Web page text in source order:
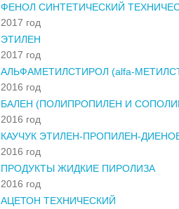
ФЕНОЛ СИНТЕТИЧЕСКИЙ
2017 год
ЭТИЛЕН
2017 год
АЛЬФАМЕТИЛСТИРОЛ (alfa-
2016 год
БАЛЕН (ПОЛИПРОПИЛЕН И
2016 год
КАУЧУК ЭТИЛЕН-ПРОПИЛЕН-
2016 год
ПРОДУКТЫ ЖИДКИЕ ПИРОЛИЗА
2016 год
АЦЕТОН ТЕХНИЧЕСКИЙ